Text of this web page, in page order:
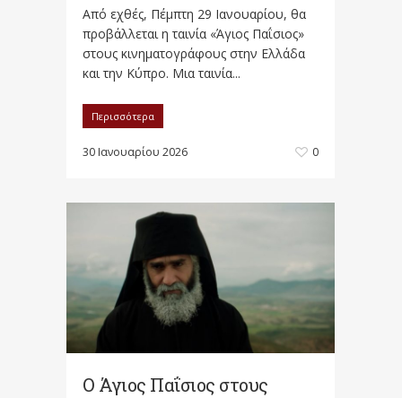
Από εχθές, Πέμπτη 29 Ιανουαρίου, θα
προβάλλεται η ταινία «Άγιος Παΐσιος»
στους κινηματογράφους στην Ελλάδα
και την Κύπρο. Μια ταινία...
Περισσότερα
30 Ιανουαρίου 2026 0
Ο Άγιος Παΐσιος στους